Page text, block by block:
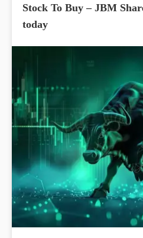
Stock To Buy – JBM
today